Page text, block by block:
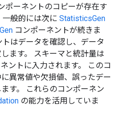
ポーネントのコピーが存在す
一般的には次に StatisticsGen
コンポーネントが続きま
はデータを確認し、データ
ます。 スキーマと統計量は
ントに入力されます。 このコ
異常値や欠損値、誤ったデー
す。 これらのコンポーネン
の能力を活用していま